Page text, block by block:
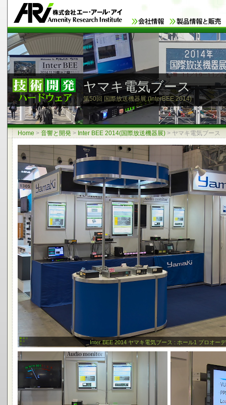
ヤマキ電気ブース
第50回 国際放送機器展 (InterBEE 2014)
Home > 音響と開発 > Inter BEE 2014(国際放送機器展) > ヤマキ電気ブース
Inter BEE 2014 ヤマキ電気ブース : ホール1 プロオー